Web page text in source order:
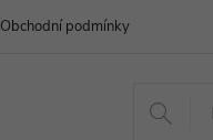
Obchodní podmínky